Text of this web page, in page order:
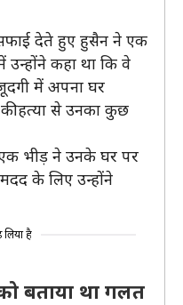
देते हुए हुसैन ने एक
उन्होंने कहा था कि वे
में अपना घर
हत्या से उनका कुछ
भीड़ ने उनके घर पर
के लिए उन्होंने
लिया है
बताया था गलत